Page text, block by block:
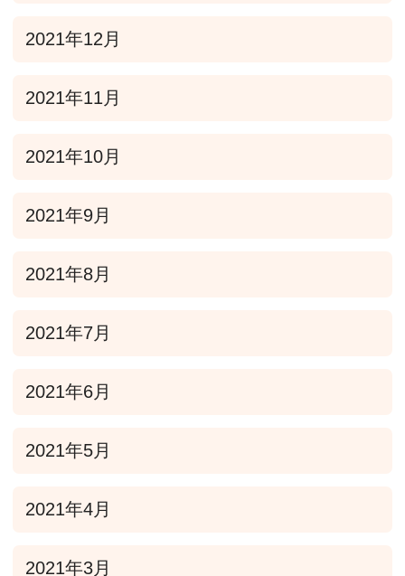
2021年12月
2021年11月
2021年10月
2021年9月
2021年8月
2021年7月
2021年6月
2021年5月
2021年4月
2021年3月